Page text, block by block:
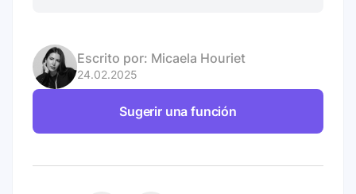
Escrito por: Micaela Houriet
24.02.2025
Sugerir una función